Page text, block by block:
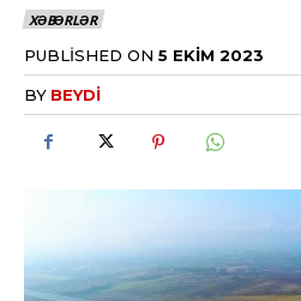
XƏBƏRLƏR
PUBLISHED ON 5 EKIM 2023
BY BEYDI